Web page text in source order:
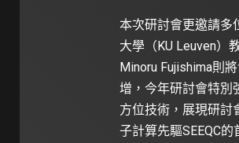
本次研討會更邀請多
大學（KU Leuven）
Minoru Fujishima則
增，今年研討會特別
方位技術，展現研討
子計算先驅SEEQC